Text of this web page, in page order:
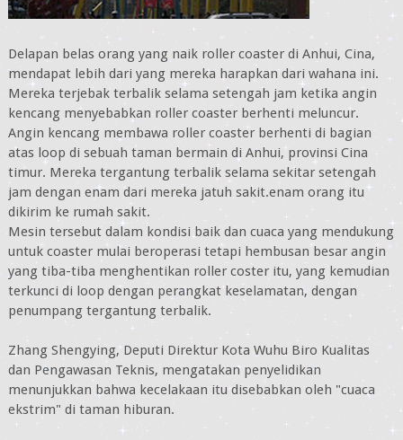
Delapan belas orang yang naik roller coaster di Anhui, Cina,
mendapat lebih dari yang mereka harapkan dari wahana ini.
Mereka terjebak terbalik selama setengah jam ketika angin
kencang menyebabkan roller coaster berhenti meluncur.
Angin kencang membawa roller coaster berhenti di bagian
atas loop di sebuah taman bermain di Anhui, provinsi Cina
timur. Mereka tergantung terbalik selama sekitar setengah
jam dengan enam dari mereka jatuh sakit.enam orang itu
dikirim ke rumah sakit.
Mesin tersebut dalam kondisi baik dan cuaca yang mendukung
untuk coaster mulai beroperasi tetapi hembusan besar angin
yang tiba-tiba menghentikan roller coster itu, yang kemudian
terkunci di loop dengan perangkat keselamatan, dengan
penumpang tergantung terbalik.
Zhang Shengying, Deputi Direktur Kota Wuhu Biro Kualitas
dan Pengawasan Teknis, mengatakan penyelidikan
menunjukkan bahwa kecelakaan itu disebabkan oleh "cuaca
ekstrim" di taman hiburan.